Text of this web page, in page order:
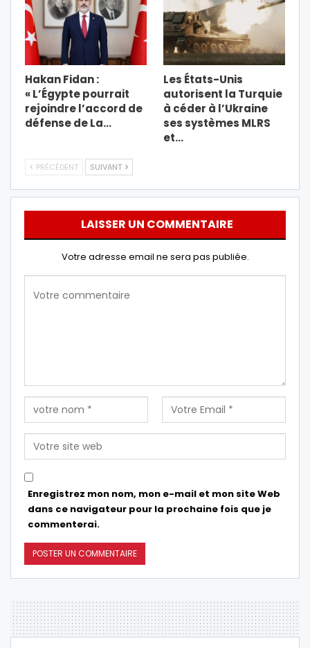
Hakan Fidan :
« L’Égypte pourrait
rejoindre l’accord de
défense de La…
Les États-Unis
autorisent la Turquie
à céder à l’Ukraine
ses systèmes MLRS
et…
PRÉCÉDENT SUIVANT
LAISSER UN COMMENTAIRE
Votre adresse email ne sera pas publiée.
Enregistrez mon nom, mon e-mail et mon site Web
dans ce navigateur pour la prochaine fois que je
commenterai.